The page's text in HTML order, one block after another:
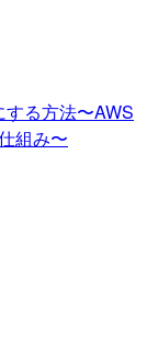
する方法〜AWS
組み〜